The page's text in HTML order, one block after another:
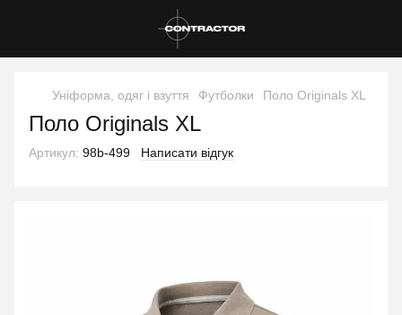
Уніформа, одяг і взуття Футболки Поло Originals XL
Поло Originals XL
Артикул: 98b-499 Написати відгук